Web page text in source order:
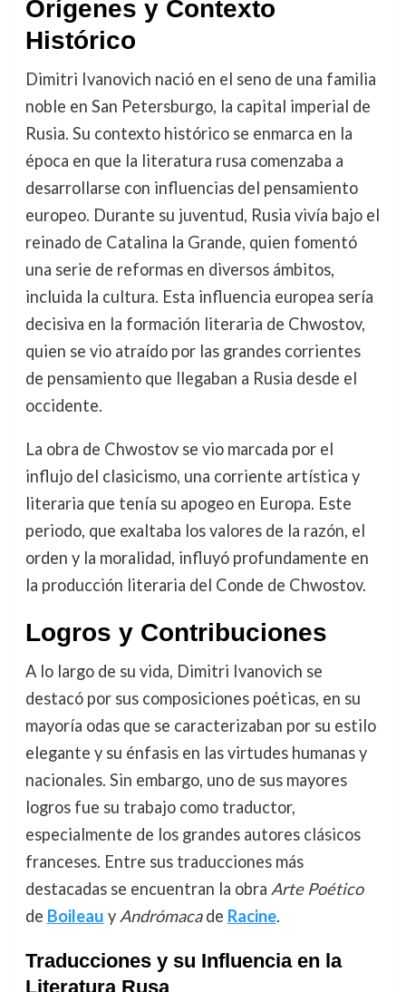
Orígenes y Contexto
Histórico
Dimitri Ivanovich nació en el seno de una familia
noble en San Petersburgo, la capital imperial de
Rusia. Su contexto histórico se enmarca en la
época en que la literatura rusa comenzaba a
desarrollarse con influencias del pensamiento
europeo. Durante su juventud, Rusia vivía bajo el
reinado de Catalina la Grande, quien fomentó
una serie de reformas en diversos ámbitos,
incluida la cultura. Esta influencia europea sería
decisiva en la formación literaria de Chwostov,
quien se vio atraído por las grandes corrientes
de pensamiento que llegaban a Rusia desde el
occidente.
La obra de Chwostov se vio marcada por el
influjo del clasicismo, una corriente artística y
literaria que tenía su apogeo en Europa. Este
periodo, que exaltaba los valores de la razón, el
orden y la moralidad, influyó profundamente en
la producción literaria del Conde de Chwostov.
Logros y Contribuciones
A lo largo de su vida, Dimitri Ivanovich se
destacó por sus composiciones poéticas, en su
mayoría odas que se caracterizaban por su estilo
elegante y su énfasis en las virtudes humanas y
nacionales. Sin embargo, uno de sus mayores
logros fue su trabajo como traductor,
especialmente de los grandes autores clásicos
franceses. Entre sus traducciones más
destacadas se encuentran la obra Arte Poético
de Boileau y Andrómacade Racine.
Traducciones y su Influencia en la
Literatura Rusa